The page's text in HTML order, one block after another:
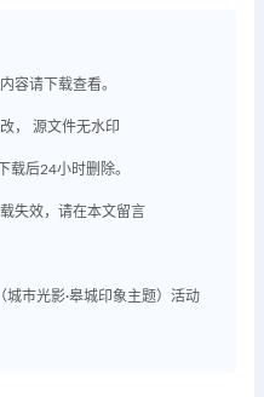
容请下载查看。
， 源文件无水印
载后24小时删除。
失效，请在本文留言
城市光影·皋城印象主题）活动